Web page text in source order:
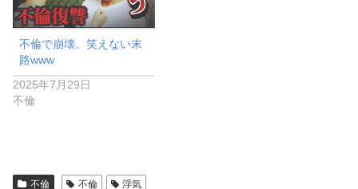
不倫で崩壊。笑えない末
路www
2025年7月29日
不倫
不倫 不倫 浮気